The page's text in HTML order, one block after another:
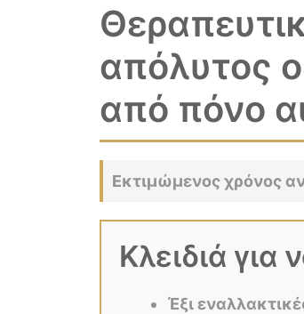
απόλυτος
από πόνο
Εκτιμώμενος χρόνος
Κλειδιά για
Έξι